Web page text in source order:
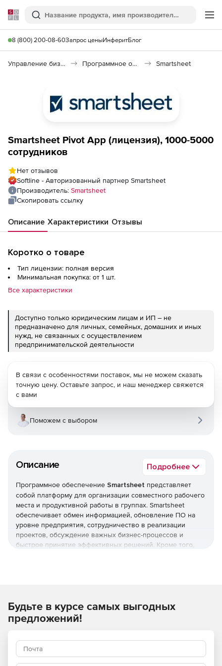
Softline
Поиск
8 (800) 200-08-60Запрос ценыИнферитБлог
Управление бизнесом, CRM/ERP Программное обеспечение для ведения дел Smartsheet
Smartsheet Pivot App (лицензия), 1000-5000
сотрудников
Нет отзывов
Softline - Авторизованный партнер Smartsheet
Производитель: Smartsheet
Скопировать ссылку
Описание Характеристики Отзывы
Коротко о товаре
Тип лицензии: полная версия
Минимальная покупка: от 1 шт.
Все характеристики
Доступно только юридическим лицам и ИП – не
предназначено для личных, семейных, домашних и иных
нужд, не связанных с осуществлением
предпринимательской деятельности
Описание Подробнее
Программное обеспечение Smartsheet представляет
собой платформу для организации совместного рабочего
места и продуктивной работы в группах. Smartsheet
обеспечивает обмен информацией, обновление ПО на
уровне предприятия, сотрудничество в реализации
проектов, обсуждение важных бизнес-процессов и
быстрое принятие эффективных решений. Кроме того,
Работа с несколькими соавторами
проектом, можно предоставить им доступ к таблице. При
предоставлении доступа к таблице администратор может
назначить соавтору права наблюдателя, редактора или
В связи с особенностями поставок, мы не можем сказать
точную цену. Оставьте запрос, и наш менеджер свяжется
с вами
Поможем с выбором
Будьте в курсе самых выгодных
предложений!